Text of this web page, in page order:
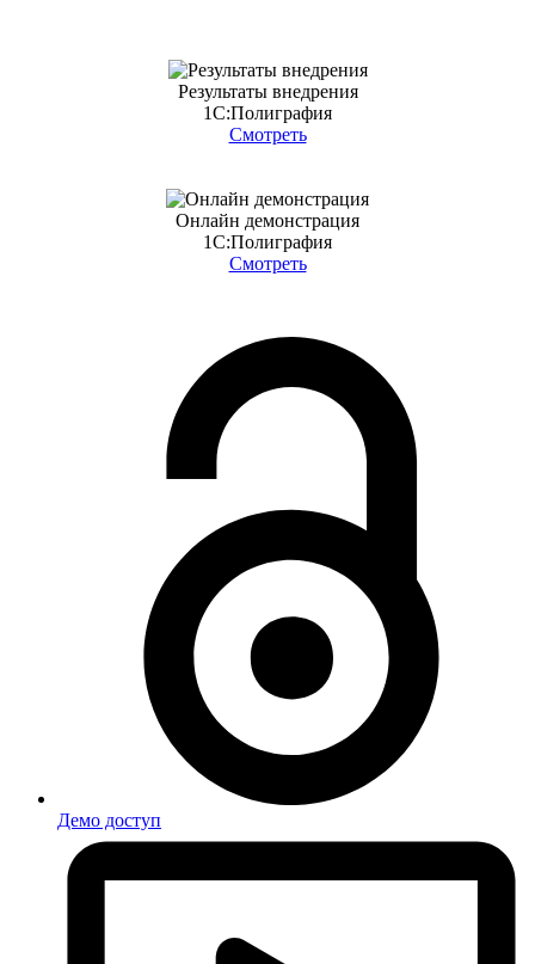
Результаты внедрения
1С:Полиграфия
Смотреть
Онлайн демонстрация
1С:Полиграфия
Смотреть
Демо доступ